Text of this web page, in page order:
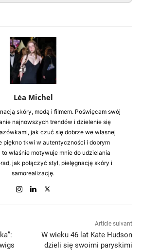
Léa Michel
skóry, modą i filmem. Poświęcam swój
najnowszych trendów i dzielenie się
jak czuć się dobrze we własnej
piękno tkwi w autentyczności i dobrym
właśnie motywuje mnie do udzielania
jak połączyć styl, pielęgnację skóry i
samorealizację.
Article suivant
W wieku 46 lat Kate Hudson
dzieli się swoimi paryskimi